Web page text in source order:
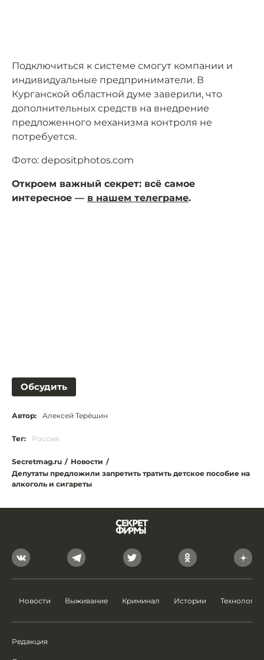
Подключиться к системе смогут компании и
индивидуальные предприниматели. В
Курганской областной думе заверили, что
дополнительных средств на внедрение
предложенного механизма контроля не
потребуется.
Фото: depositphotos.com
Откроем важный секрет: всё самое
интересное — в нашем телеграме.
Обсудить
Автор: Алексей Терёшин
Тег: Россия
Secretmag.ru / Новости /
Депутаты предложили запретить тратить детское пособие на
алкоголь и сигареты
Новости Выживание Криминал Истории Технологии
Редакция